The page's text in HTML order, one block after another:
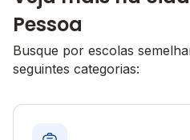
Pessoa
Busque por escolas
seguintes categorias: